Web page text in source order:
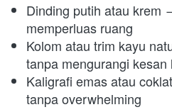
Dinding putih atau krem
memperluas ruang
Kolom atau trim kayu
tanpa mengurangi kesan
Kaligrafi emas atau
tanpa overwhelming